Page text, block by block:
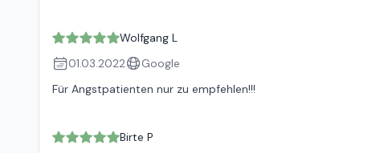
Wolfgang L
01.03.2022
Google
Für Angstpatienten nur zu empfehlen!!!
Birte P